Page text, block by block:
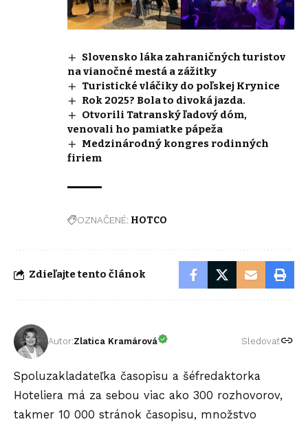
Slovensko láka zahraničných turistov
na vianočné mestá a zážitky
Turistické vláčiky do poľskej Krynice
Rok 2025? Bola to divoká jazda.
Otvorili Tatranský ľadový dóm,
venovali ho pamiatke pápeža
Medzinárodný kongres rodinných
firiem
OZNAČENÉ: HOTCO
Zdieľajte tento článok
Autor:Zlatica Kramárová Sledovať
Spoluzakladateľka časopisu a šéfredaktorka
Hoteliera má za sebou viac ako 300 rozhovorov,
takmer 10 000 stránok časopisu, množstvo